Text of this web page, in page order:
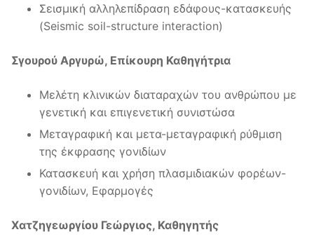
Σεισμική αλληλεπίδραση εδάφους-κατασκευής
(Seismic soil-structure interaction)
Σγουρού Αργυρώ, Επίκουρη Καθηγήτρια
Μελέτη κλινικών διαταραχών του ανθρώπου με
γενετική και επιγενετική συνιστώσα
Μεταγραφική και μετα-μεταγραφική ρύθμιση
της έκφρασης γονιδίων
Κατασκευή και χρήση πλασμιδιακών φορέων-
γονιδίων, Εφαρμογές
Χατζηγεωργίου Γεώργιος, Καθηγητής